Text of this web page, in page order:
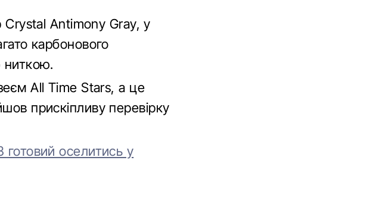
Crystal Antimony Gray, у
карбонового
ниткою.
All Time Stars, а це
прискіпливу перевірку
оселитись у